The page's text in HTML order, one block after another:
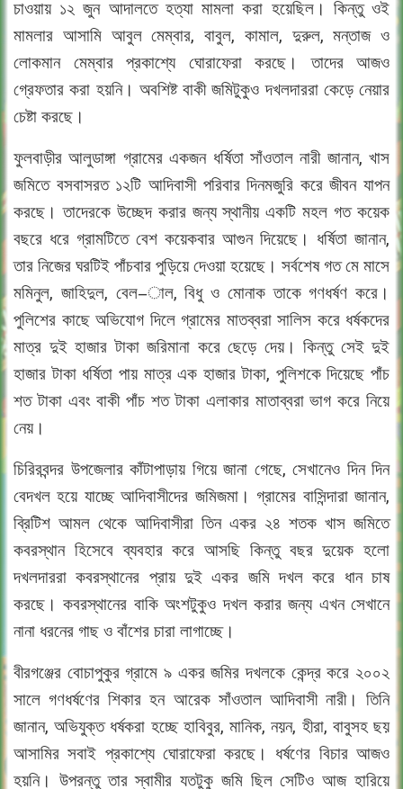
চাওয়ায় ১২ জুন আদালতে হত্যা মামলা করা হয়েছিল। কিন্তু ওই
মামলার আসামি আবুল মেম্বার, বাবুল, কামাল, দুরুল, মন্তাজ ও
লোকমান মেম্বার প্রকাশ্যে ঘোরাফেরা করছে। তাদের আজও
গ্রেফতার করা হয়নি। অবশিষ্ট বাকী জমিটুকুও দখলদাররা কেড়ে নেয়ার
চেষ্টা করছে।
ফুলবাড়ীর আলুডাঙ্গা গ্রামের একজন ধর্ষিতা সাঁওতাল নারী জানান, খাস
জমিতে বসবাসরত ১২টি আদিবাসী পরিবার দিনমজুরি করে জীবন যাপন
করছে। তাদেরকে উচ্ছেদ করার জন্য স্থানীয় একটি মহল গত কয়েক
বছরে ধরে গ্রামটিতে বেশ কয়েকবার আগুন দিয়েছে। ধর্ষিতা জানান,
তার নিজের ঘরটিই পাঁচবার পুড়িয়ে দেওয়া হয়েছে। সর্বশেষ গত মে মাসে
মমিনুল, জাহিদুল, বেল−াল, বিধু ও মোনাক তাকে গণধর্ষণ করে।
পুলিশের কাছে অভিযোগ দিলে গ্রামের মাতব্বরা সালিস করে ধর্ষকদের
মাত্র দুই হাজার টাকা জরিমানা করে ছেড়ে দেয়। কিন্তু সেই দুই
হাজার টাকা ধর্ষিতা পায় মাত্র এক হাজার টাকা, পুলিশকে দিয়েছে পাঁচ
শত টাকা এবং বাকী পাঁচ শত টাকা এলাকার মাতাব্বরা ভাগ করে নিয়ে
নেয়।
চিরিরবন্দর উপজেলার কাঁটাপাড়ায় গিয়ে জানা গেছে, সেখানেও দিন দিন
বেদখল হয়ে যাচ্ছে আদিবাসীদের জমিজমা। গ্রামের বাসিন্দারা জানান,
ব্রিটিশ আমল থেকে আদিবাসীরা তিন একর ২৪ শতক খাস জমিতে
কবরস্থান হিসেবে ব্যবহার করে আসছি কিন্তু বছর দুয়েক হলো
দখলদাররা কবরস্থানের প্রায় দুই একর জমি দখল করে ধান চাষ
করছে। কবরস্থানের বাকি অংশটুকুও দখল করার জন্য এখন সেখানে
নানা ধরনের গাছ ও বাঁশের চারা লাগাচ্ছে।
বীরগঞ্জের বোচাপুকুর গ্রামে ৯ একর জমির দখলকে কেন্দ্র করে ২০০২
সালে গণধর্ষণের শিকার হন আরেক সাঁওতাল আদিবাসী নারী। তিনি
জানান, অভিযুক্ত ধর্ষকরা হচ্ছে হাবিবুর, মানিক, নয়ন, হীরা, বাবুসহ ছয়
আসামির সবাই প্রকাশ্যে ঘোরাফেরা করছে। ধর্ষণের বিচার আজও
হয়নি। উপরন্তু তার স্বামীর যতটুকু জমি ছিল সেটিও আজ হারিয়ে